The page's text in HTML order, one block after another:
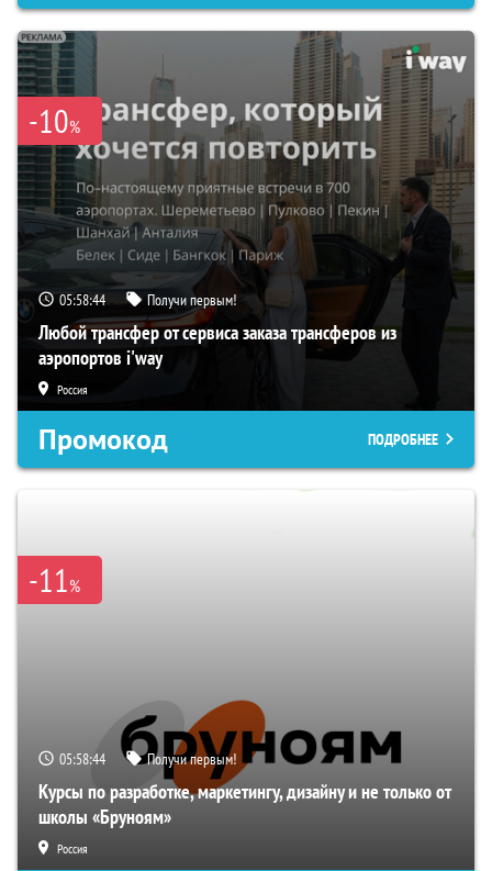
-10%
05:58:43 Получи первым!
Любой трансфер от сервиса заказа трансферов из
аэропортов i'way
Россия
Промокод ПОДРОБНЕЕ
-11%
05:58:43 Получи первым!
Курсы по разработке, маркетингу, дизайну и не только от
школы «Бруноям»
Россия